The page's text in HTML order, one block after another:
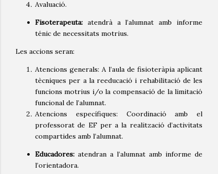
Avaluació.
Fisoterapeuta: atendrà a l’alumnat amb informe
ténic de necessitats motrius.
Les accions seran:
Atencions generals: A l’aula de fisioteràpia aplicant
tècniques per a la reeducació i rehabilitació de les
funcions motrius i/o la compensació de la limitació
funcional de l’alumnat.
Atencions específiques: Coordinació amb el
professorat de EF per a la realització d’activitats
compartides amb l’alumnat.
Educadores: atendran a l’alumnat amb informe de
l’orientadora.